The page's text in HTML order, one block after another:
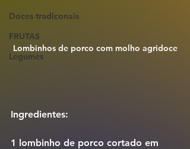
Doces tradiconais
FRUTAS
Legumes
Lombinhos de porco com molho agridoce
Ingredientes:
1 lombinho de porco cortado em